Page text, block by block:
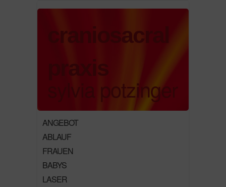
craniosacral
praxis
sylvia potzinger
ANGEBOT
ABLAUF
FRAUEN
BABYS
LASER